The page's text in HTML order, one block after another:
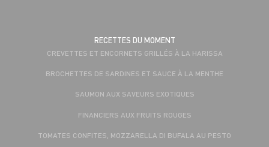
RECETTES DU MOMENT
CREVETTES ET ENCORNETS GRILLÉS À LA HARISSA
BROCHETTES DE SARDINES ET SAUCE À LA MENTHE
SAUMON AUX SAVEURS EXOTIQUES
FINANCIERS AUX FRUITS ROUGES
TOMATES CONFITES, MOZZARELLA DI BUFALA AU PESTO